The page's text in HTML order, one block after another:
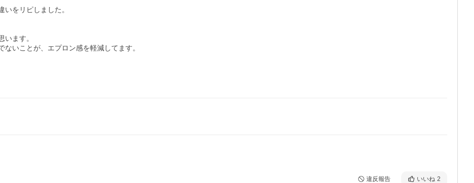
をリピしました。
ます。
いことが、エプロン感を軽減してます。
違反報告 いいね 2